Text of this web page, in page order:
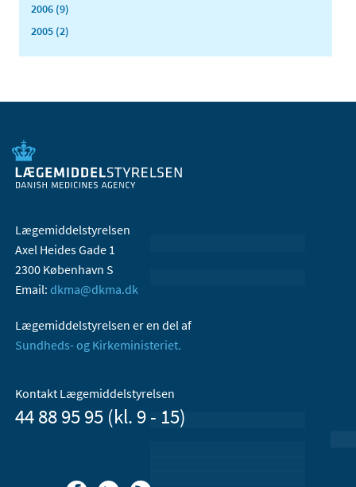
2006 (9)
2005 (2)
Lægemiddelstyrelsen
Axel Heides Gade 1
2300 København S
Email: dkma@dkma.dk
Lægemiddelstyrelsen er en del af
Sundheds- og Kirkeministeriet.
Kontakt Lægemiddelstyrelsen
44 88 95 95 (kl. 9 - 15)